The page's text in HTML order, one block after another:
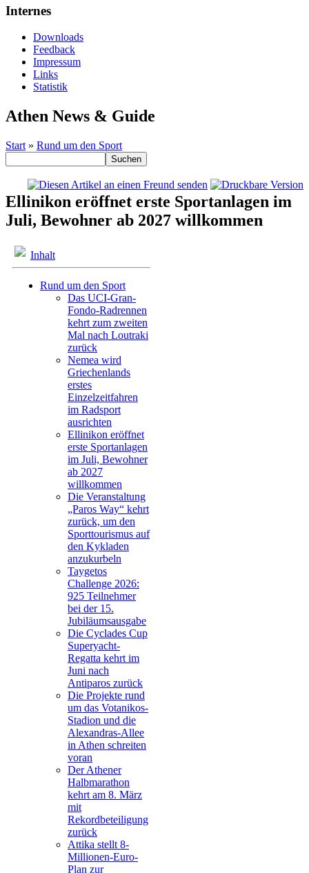
Internes
Downloads
Feedback
Impressum
Links
Statistik
Athen News & Guide
Start » Rund um den Sport
Ellinikon eröffnet erste Sportanlagen im
Juli, Bewohner ab 2027 willkommen
Inhalt
Rund um den Sport
Das UCI-Gran-
Fondo-Radrennen
kehrt zum zweiten
Mal nach Loutraki
zurück
Nemea wird
Griechenlands
erstes
Einzelzeitfahren
im Radsport
ausrichten
Ellinikon eröffnet
erste Sportanlagen
im Juli, Bewohner
ab 2027
willkommen
Die Veranstaltung
„Paros Way“ kehrt
zurück, um den
Sporttourismus auf
den Kykladen
anzukurbeln
Taygetos
Challenge 2026:
925 Teilnehmer
bei der 15.
Jubiläumsausgabe
Die Cyclades Cup
Superyacht-
Regatta kehrt im
Juni nach
Antiparos zurück
Die Projekte rund
um das Votanikos-
Stadion und die
Alexandras-Allee
in Athen schreiten
voran
Der Athener
Halbmarathon
kehrt am 8. März
mit
Rekordbeteiligung
zurück
Attika stellt 8-
Millionen-Euro-
Plan zur